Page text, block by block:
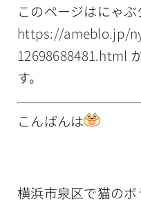
このページはにゃ
https://ameblo.jp/
12698688481.html
す。
こんばんは
横浜市泉区で猫の